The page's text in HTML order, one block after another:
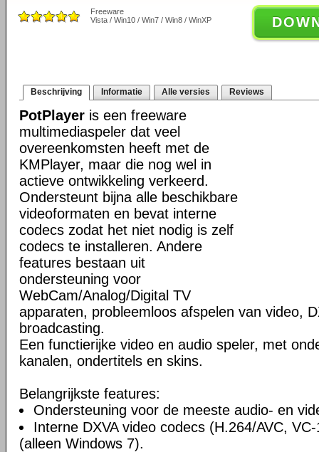
Freeware
Vista / Win10 / Win7 / Win8 / WinXP
Beschrijving Informatie Alle versies Reviews
PotPlayer is een freeware
multimediaspeler dat veel
overeenkomsten heeft met de
KMPlayer, maar die nog wel in
actieve ontwikkeling verkeerd.
Ondersteunt bijna alle beschikbare
videoformaten en bevat interne
codecs zodat het niet nodig is zelf
codecs te installeren. Andere
features bestaan uit
ondersteuning voor
WebCam/Analog/Digital TV
apparaten, probleemloos afspelen van video,
broadcasting.
Een functierijke video en audio speler, met
kanalen, ondertitels en skins.
Belangrijkste features:
Ondersteuning voor de meeste audio- en
Interne DXVA video codecs (H.264/AVC,
(alleen Windows 7).